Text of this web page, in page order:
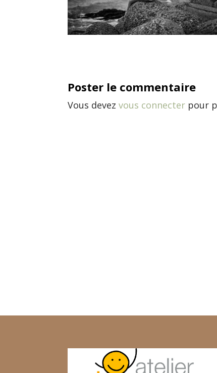
Poster le commentaire
Vous devezvous connecter pour